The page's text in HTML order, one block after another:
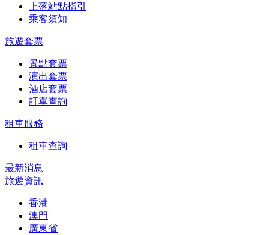
上落站點指引
乘客須知
旅遊套票
景點套票
演出套票
酒店套票
訂單查詢
租車服務
租車查詢
最新消息
旅遊資訊
香港
澳門
廣東省